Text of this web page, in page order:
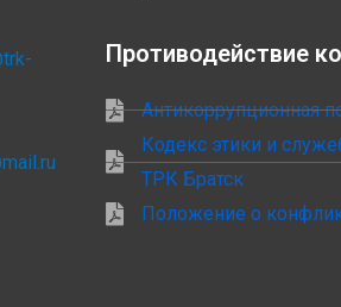
Противодействие
Антикоррупционная
Кодекс этики и
ТРК Братск
Положение о